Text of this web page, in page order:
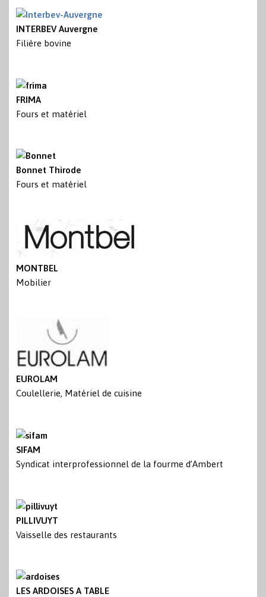
INTERBEV Auvergne
Filière bovine
FRIMA
Fours et matériel
Bonnet Thirode
Fours et matériel
MONTBEL
Mobilier
EUROLAM
Coulellerie, Matériel de cuisine
SIFAM
Syndicat interprofessionnel de la fourme d’Ambert
PILLIVUYT
Vaisselle des restaurants
LES ARDOISES A TABLE